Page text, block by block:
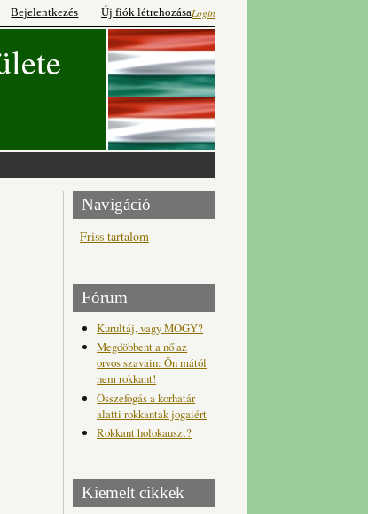
Login
Bejelentkezés Új fiók létrehozása
Navigáció
Friss tartalom
Fórum
Kurultáj, vagy MOGY?
Megdöbbent a nő az
orvos szavain: Ön mától
nem rokkant!
Összefogás a korhatár
alatti rokkantak jogaiért
Rokkant holokauszt?
Kiemelt cikkek